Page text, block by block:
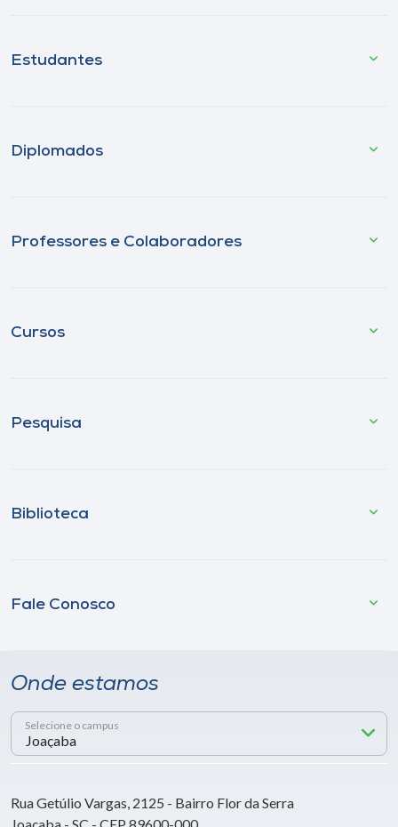
Estudantes
Diplomados
Professores e Colaboradores
Cursos
Pesquisa
Biblioteca
Fale Conosco
Onde estamos
Selecione o campus
Rua Getúlio Vargas, 2125 - Bairro Flor da Serra